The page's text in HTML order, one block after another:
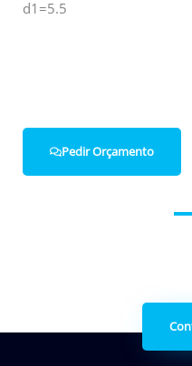
d1=5.5
Pedir Orçamento